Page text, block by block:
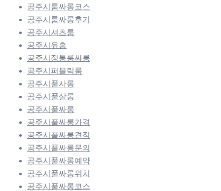
공주시룸싸롱코스
공주시룸싸롱후기
공주시셔츠룸
공주시유흥
공주시정통룸싸롱
공주시퍼블릭룸
공주시풀사롱
공주시풀살롱
공주시풀싸롱
공주시풀싸롱가격
공주시풀싸롱견적
공주시풀싸롱문의
공주시풀싸롱예약
공주시풀싸롱위치
공주시풀싸롱코스